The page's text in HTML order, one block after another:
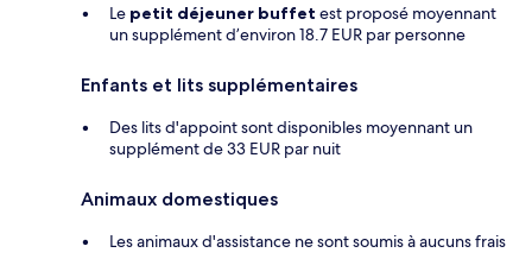
Le petit déjeuner buffet est proposé moyennant
un supplément d’environ 18.7 EUR par personne
Enfants et lits supplémentaires
Des lits d'appoint sont disponibles moyennant un
supplément de 33 EUR par nuit
Animaux domestiques
Les animaux d'assistance ne sont soumis à aucuns frais